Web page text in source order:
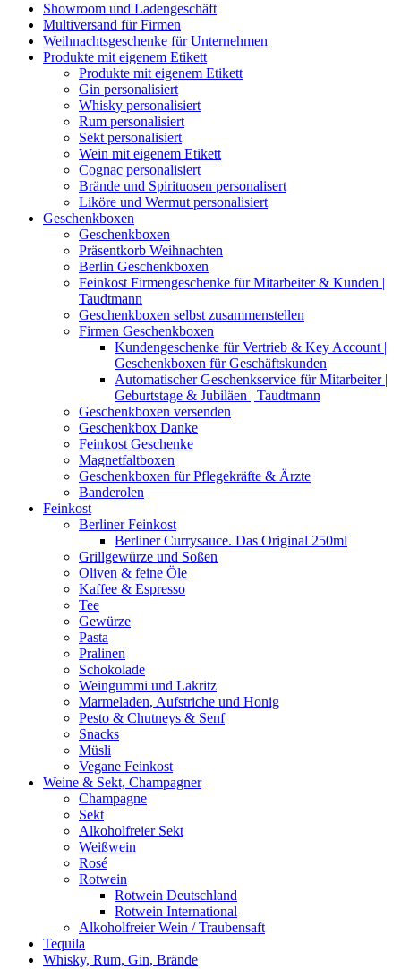
Showroom und Ladengeschäft
Multiversand für Firmen
Weihnachtsgeschenke für Unternehmen
Produkte mit eigenem Etikett
Produkte mit eigenem Etikett
Gin personalisiert
Whisky personalisiert
Rum personalisiert
Sekt personalisiert
Wein mit eigenem Etikett
Cognac personalisiert
Brände und Spirituosen personalisert
Liköre und Wermut personalisiert
Geschenkboxen
Geschenkboxen
Präsentkorb Weihnachten
Berlin Geschenkboxen
Feinkost Firmengeschenke für Mitarbeiter & Kunden |
Taudtmann
Geschenkboxen selbst zusammenstellen
Firmen Geschenkboxen
Kundengeschenke für Vertrieb & Key Account |
Geschenkboxen für Geschäftskunden
Automatischer Geschenkservice für Mitarbeiter |
Geburtstage & Jubiläen | Taudtmann
Geschenkboxen versenden
Geschenkbox Danke
Feinkost Geschenke
Magnetfaltboxen
Geschenkboxen für Pflegekräfte & Ärzte
Banderolen
Feinkost
Berliner Feinkost
Berliner Currysauce. Das Original 250ml
Grillgewürze und Soßen
Oliven & feine Öle
Kaffee & Espresso
Tee
Gewürze
Pasta
Pralinen
Schokolade
Weingummi und Lakritz
Marmeladen, Aufstriche und Honig
Pesto & Chutneys & Senf
Snacks
Müsli
Vegane Feinkost
Weine & Sekt, Champagner
Champagne
Sekt
Alkoholfreier Sekt
Weißwein
Rosé
Rotwein
Rotwein Deutschland
Rotwein International
Alkoholfreier Wein / Traubensaft
Tequila
Whisky, Rum, Gin, Brände